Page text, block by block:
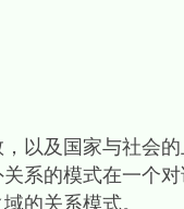
以及国家与社会
系的模式在一个
的关系模式。